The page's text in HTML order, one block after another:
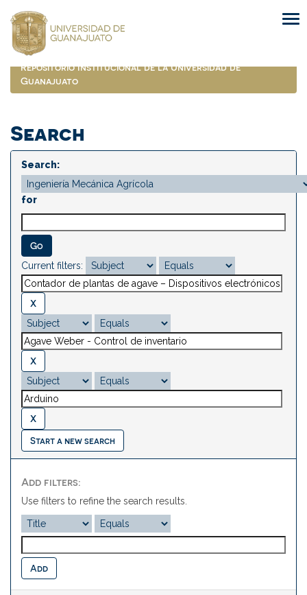
navigation
Repositorio Institucional de la Universidad de
Guanajuato
Search
Search:
for
Current filters:
Start a new search
Add filters:
Use filters to refine the search results.